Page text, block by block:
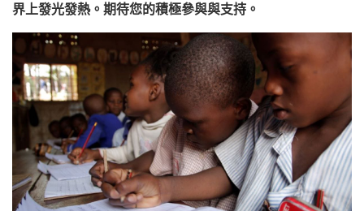
界上發光發熱。期待您的積極參與與支持。